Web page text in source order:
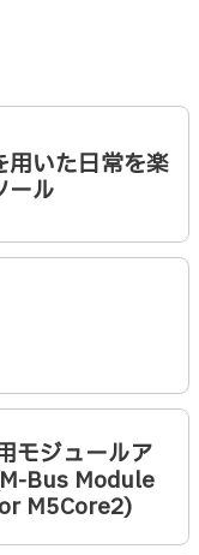
用いた日常を楽
ール
モジュールア
Bus Module
M5Core2)